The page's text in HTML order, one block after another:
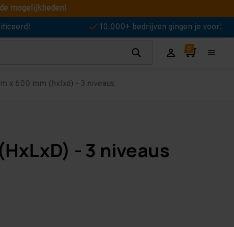
mogelijkheden!
10.000+ bedrijven gingen je voor!
x 600 mm (hxlxd) - 3 niveaus
- 3 niveaus